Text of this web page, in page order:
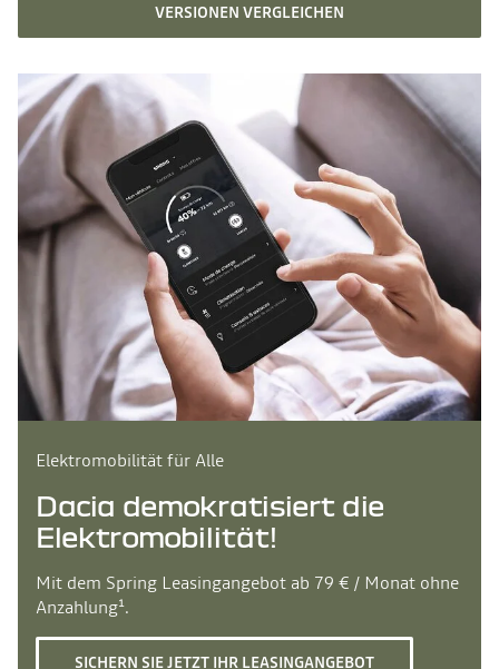
VERSIONEN VERGLEICHEN
Elektromobilität für Alle
Dacia demokratisiert die
Elektromobilität!
Mit dem Spring Leasingangebot ab 79 € / Monat ohne
Anzahlung¹.
SICHERN SIE JETZT IHR LEASINGANGEBOT